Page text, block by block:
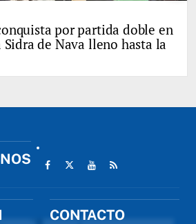
por partida doble en
de Nava lleno hasta la
CONTACTO